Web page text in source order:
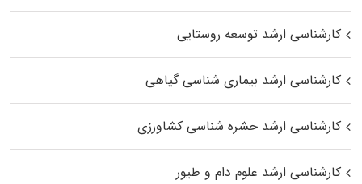
کارشناسی ارشد توسعه روستایی
کارشناسی ارشد بیماری‌ شناسی گیاهی
کارشناسی ارشد حشره‌ شناسی کشاورزی
کارشناسی ارشد علوم دام و طیور